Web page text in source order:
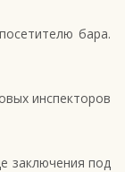
бара.
инспекторов
заключения под